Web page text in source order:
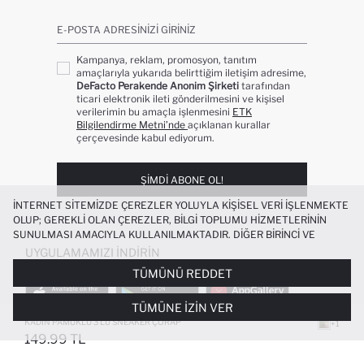
KADIN PAMUKLU 3'LÜ SNEAKER ÇORAP
149.99 TL
+1
E-POSTA ADRESINIZI GIRINIZ
Kampanya, reklam, promosyon, tanıtım
amaçlarıyla yukarıda belirttiğim iletişim adresime,
DeFacto Perakende Anonim Şirketi tarafından
ticari elektronik ileti gönderilmesini ve kişisel
verilerimin bu amaçla işlenmesini ETK
Bilgilendirme Metni’nde açıklanan kurallar
çerçevesinde kabul ediyorum.
ŞIMDI ABONE OL!
UYGULAMAMIZI İNDIRIN
POPÜLER KATEGORILER
İNTERNET SITEMIZDE ÇEREZLER YOLUYLA KIŞISEL VERI IŞLENMEKTE
OLUP; GEREKLI OLAN ÇEREZLER, BILGI TOPLUMU HIZMETLERININ
SUNULMASI AMACIYLA KULLANILMAKTADIR. DIĞER BIRINCI VE
ÜÇÜNCÜ TARAF ÇEREZLER ISE SIZE DAHA IYI BIR ALIŞVERIŞ
DENEYIMI SUNULABILMESI, SITEMIZIN DAHA IŞLEVSEL KILINMASI VE
KIŞISELLEŞTIRMESI VE AÇIK RIZA VERMENIZ HALINDE, SIZLERE
YÖNELIK PAZARLAMA FAALIYETLERININ YAPILMASI AMAÇLARIYLA
SINIRLI OLARAK KULLANILACAKTIR. ÇEREZLERE DAIR TERCIHLERINIZI
ÇEREZ TERCIHLERIPANELI ARACILIĞIYLA HER ZAMAN YÖNETEBILIR,
ÇEREZLERLE ILGILI DAHA DETAYLI BILGIYE
TÜMÜNÜ REDDET
TÜMÜNE İZIN VER